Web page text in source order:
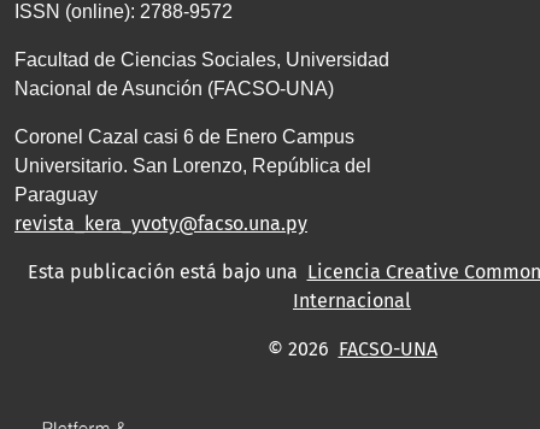
ISSN (online): 2788-9572
Facultad de Ciencias Sociales, Universidad
Nacional de Asunción (FACSO-UNA)
Coronel Cazal casi 6 de Enero Campus
Universitario. San Lorenzo, República del
Paraguay
revista_kera_yvoty@facso.una.py
Esta publicación está bajo una Licencia Creative
Internacional
© 2026 FACSO-UNA